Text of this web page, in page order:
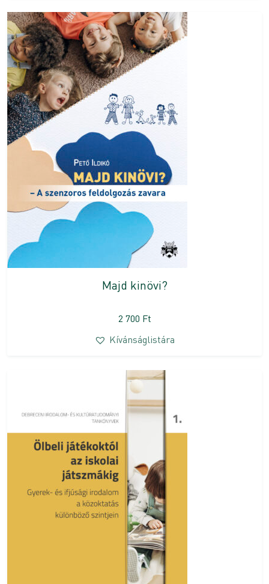
Majd kinövi?
2 700 Ft
Kívánságlistára